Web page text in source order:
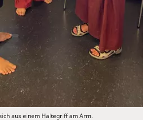
aus einem Haltegriff am Arm.